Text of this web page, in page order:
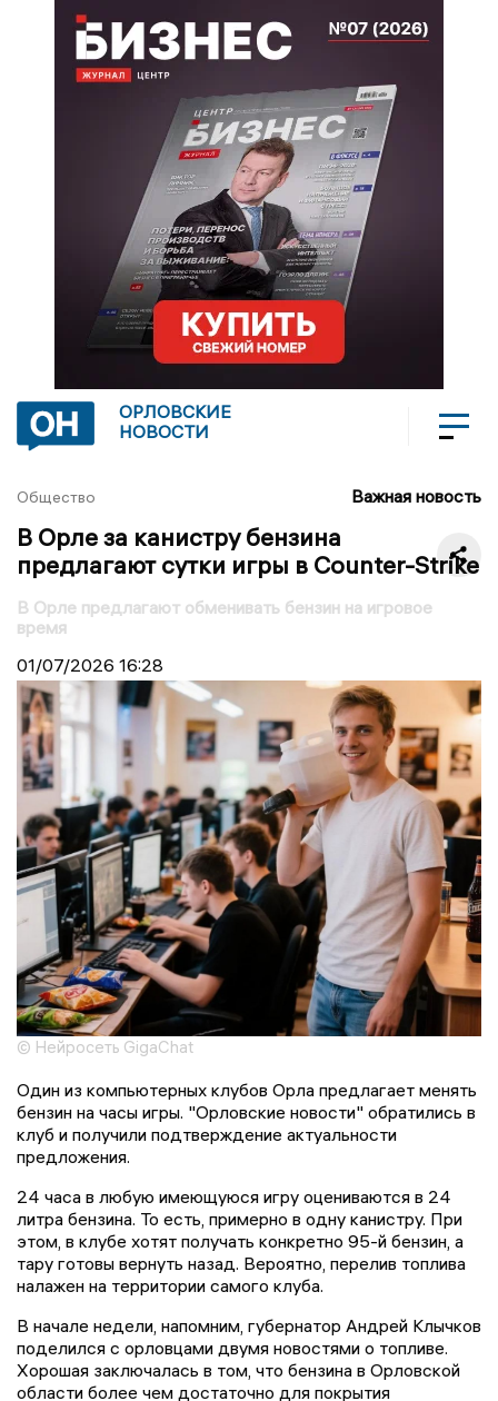
ОРЛОВСКИЕ
НОВОСТИ
Общество Важная новость
В Орле за канистру бензина
предлагают сутки игры в Counter-Strike
В Орле предлагают обменивать бензин на игровое
время
01/07/2026 16:28
© Нейросеть GigaChat
Один из компьютерных клубов Орла предлагает менять
бензин на часы игры. "Орловские новости" обратились в
клуб и получили подтверждение актуальности
предложения.
24 часа в любую имеющуюся игру оцениваются в 24
литра бензина. То есть, примерно в одну канистру. При
этом, в клубе хотят получать конкретно 95-й бензин, а
тару готовы вернуть назад. Вероятно, перелив топлива
налажен на территории самого клуба.
В начале недели, напомним, губернатор Андрей Клычков
поделился с орловцами двумя новостями о топливе.
Хорошая заключалась в том, что бензина в Орловской
области более чем достаточно для покрытия